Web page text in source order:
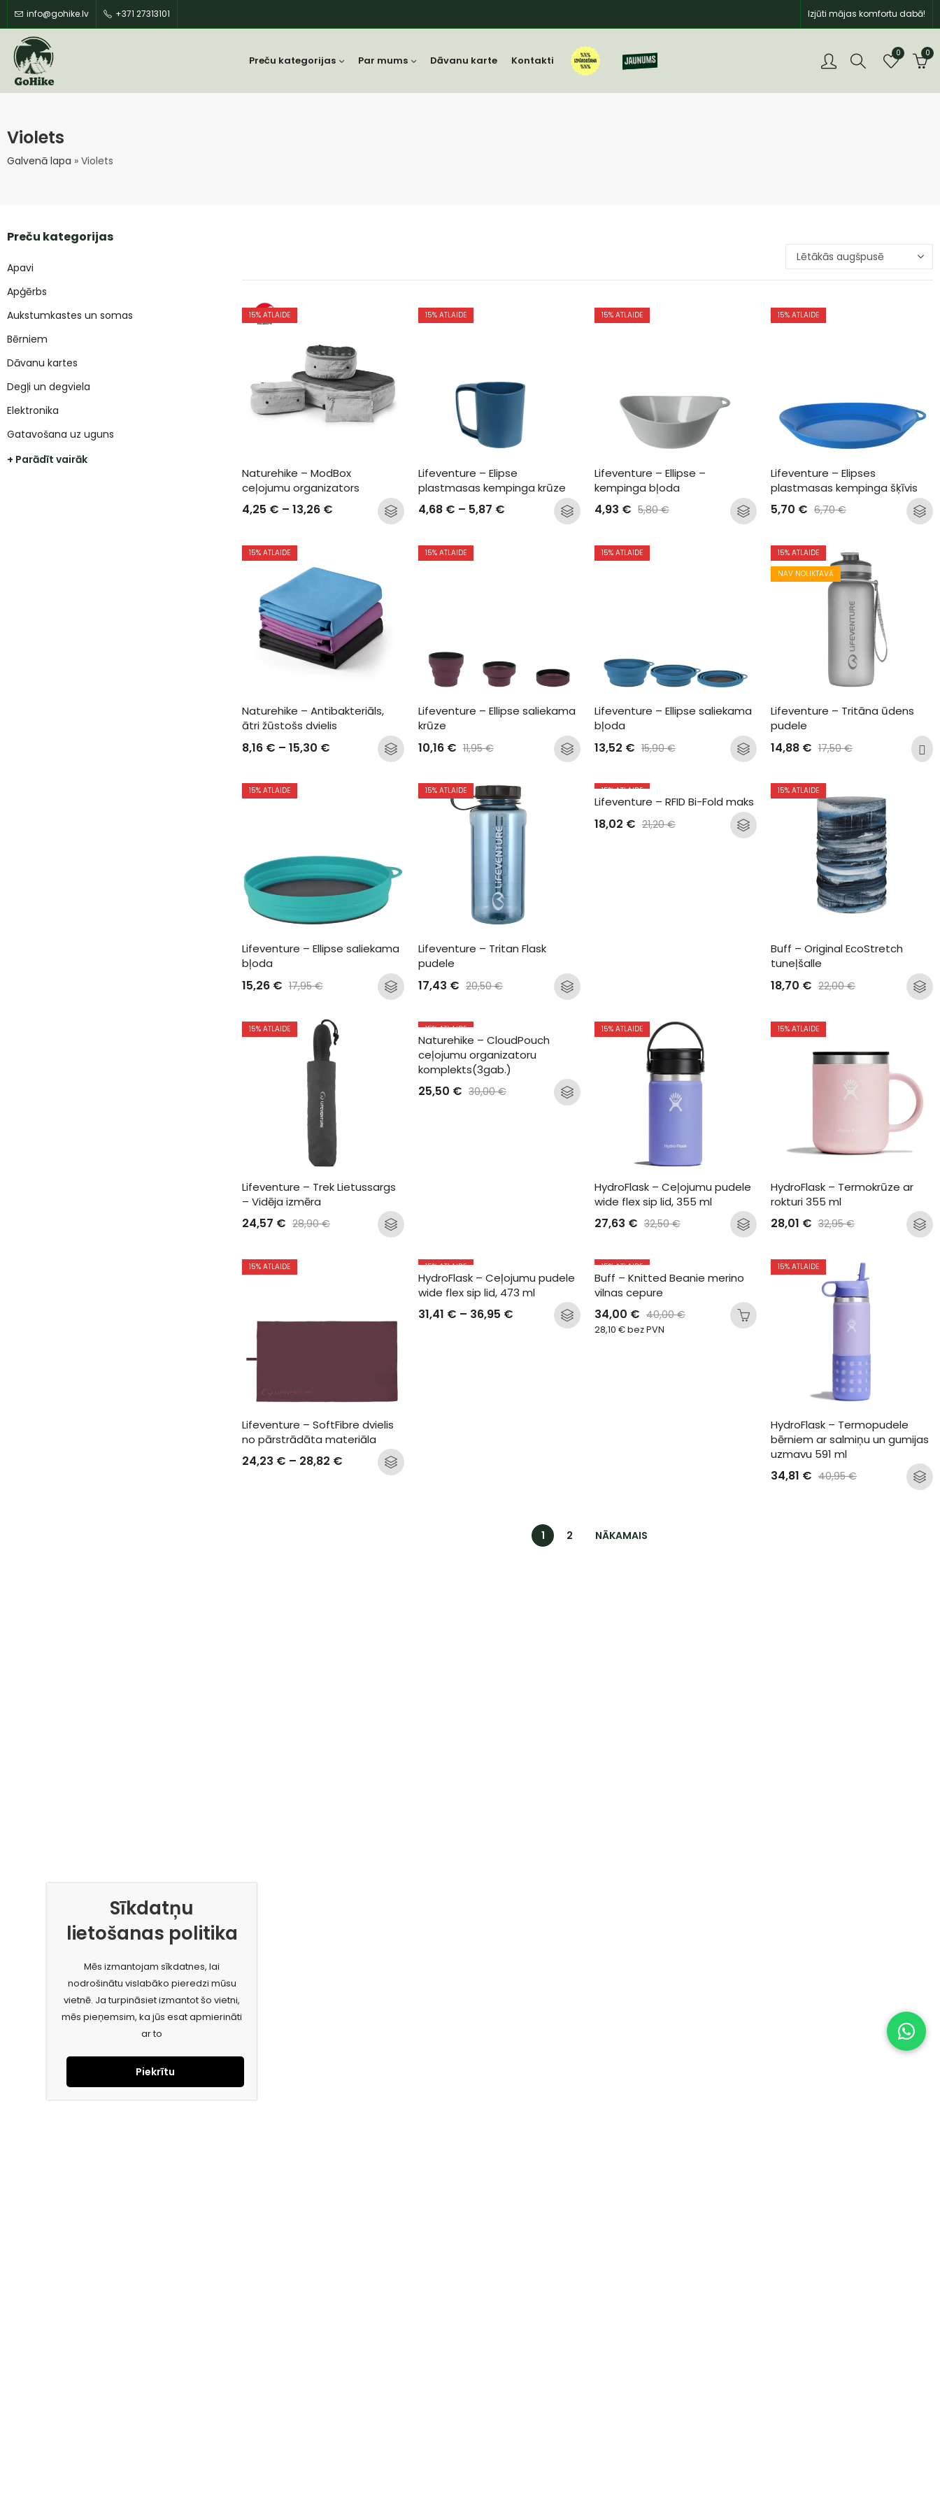
info@gohike.lv +371 27313101 Izjūti mājas komfortu dabā!
Preču kategorijas Par mums Dāvanu karte Kontakti
0 0
Violets
Galvenā lapa » Violets
15% ATLAIDE
Naturehike – ModBox
ceļojumu organizators
4,25 € – 13,26 €
15% ATLAIDE
Lifeventure – Elipse
plastmasas kempinga krūze
4,68 € – 5,87 €
15% ATLAIDE
Lifeventure – Ellipse –
kempinga bļoda
4,93 € 5,80€
15% ATLAIDE
Lifeventure – Elipses
plastmasas kempinga šķīvis
5,70 € 6,70€
15% ATLAIDE
Naturehike – Antibakteriāls,
ātri žūstošs dvielis
8,16 € – 15,30 €
15% ATLAIDE
Lifeventure – Ellipse saliekama
krūze
10,16 € 11,95€
15% ATLAIDE
Lifeventure – Ellipse saliekama
bļoda
13,52 € 15,90€
15% ATLAIDE
NAV NOLIKTAVĀ
Lifeventure – Tritāna ūdens
pudele
14,88 € 17,50€
15% ATLAIDE
Lifeventure – Ellipse saliekama
bļoda
15,26 € 17,95€
15% ATLAIDE
Lifeventure – Tritan Flask
pudele
17,43 € 20,50€
15% ATLAIDE
Lifeventure – RFID Bi-Fold maks
18,02 € 21,20€
15% ATLAIDE
Buff – Original EcoStretch
tuneļšalle
18,70 € 22,00€
15% ATLAIDE
Lifeventure – Trek Lietussargs
– Vidēja izmēra
24,57 € 28,90€
15% ATLAIDE
Naturehike – CloudPouch
ceļojumu organizatoru
komplekts(3gab.)
25,50 € 30,00€
15% ATLAIDE
HydroFlask – Ceļojumu pudele
wide flex sip lid, 355 ml
27,63 € 32,50€
15% ATLAIDE
HydroFlask – Termokrūze ar
rokturi 355 ml
28,01 € 32,95€
15% ATLAIDE
Lifeventure – SoftFibre dvielis
no pārstrādāta materiāla
24,23 € – 28,82 €
15% ATLAIDE
HydroFlask – Ceļojumu pudele
wide flex sip lid, 473 ml
31,41 € – 36,95 €
15% ATLAIDE
Buff – Knitted Beanie merino
vilnas cepure
34,00 € 40,00€
28,10 €bez PVN
15% ATLAIDE
HydroFlask – Termopudele
bērniem ar salmiņu un gumijas
uzmavu 591 ml
34,81 € 40,95€
1 2 NĀKAMAIS
Preču kategorijas
Apavi
Apģērbs
Aukstumkastes un somas
Bērniem
Dāvanu kartes
Degļi un degviela
Elektronika
Gatavošana uz uguns
+ Parādīt vairāk
Sīkdatņu
lietošanas politika
Mēs izmantojam sīkdatnes, lai
nodrošinātu vislabāko pieredzi mūsu
vietnē. Ja turpināsiet izmantot šo vietni,
mēs pieņemsim, ka jūs esat apmierināti
ar to
Piekrītu